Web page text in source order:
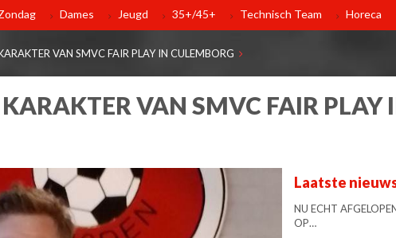
Dames Jeugd 35+/45+ Technisch Team Horeca
VAN SMVC FAIR PLAY IN CULEMBORG
VAN SMVC FAIR PLAY
Laatste
NU ECHT
OP…